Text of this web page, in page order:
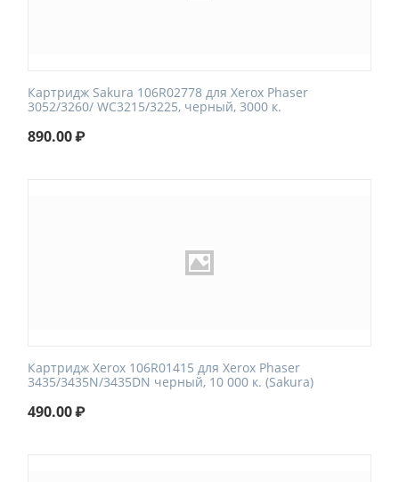
Картридж Sakura 106R02778 для Xerox Phaser
3052/3260/ WC3215/3225, черный, 3000 к.
890.00₽
Картридж Xerox 106R01415 для Xerox Phaser
3435/3435N/3435DN черный, 10 000 к. (Sakura)
490.00₽